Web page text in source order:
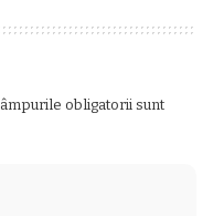
obligatorii sunt